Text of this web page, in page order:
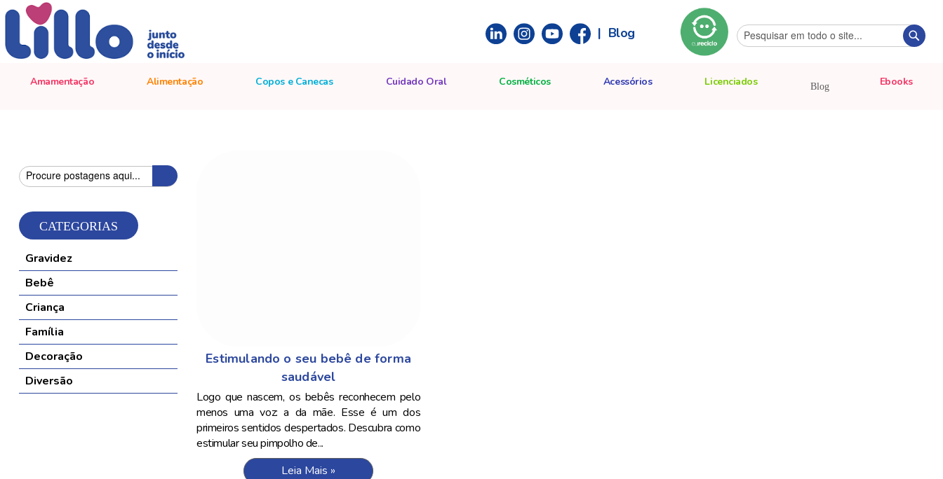
| Blog
Amamentação Alimentação Copos e Canecas Cuidado Oral Cosméticos Acessórios Licenciados Blog Ebooks
Estimulando o seu bebê de forma
saudável
Logo que nascem, os bebês reconhecem pelo
menos uma voz: a da mãe. Esse é um dos
primeiros sentidos despertados. Descubra como
estimular seu pimpolho de...
Leia Mais »
Pesquisa
CATEGORIAS
Gravidez
Bebê
Criança
Família
Decoração
Diversão